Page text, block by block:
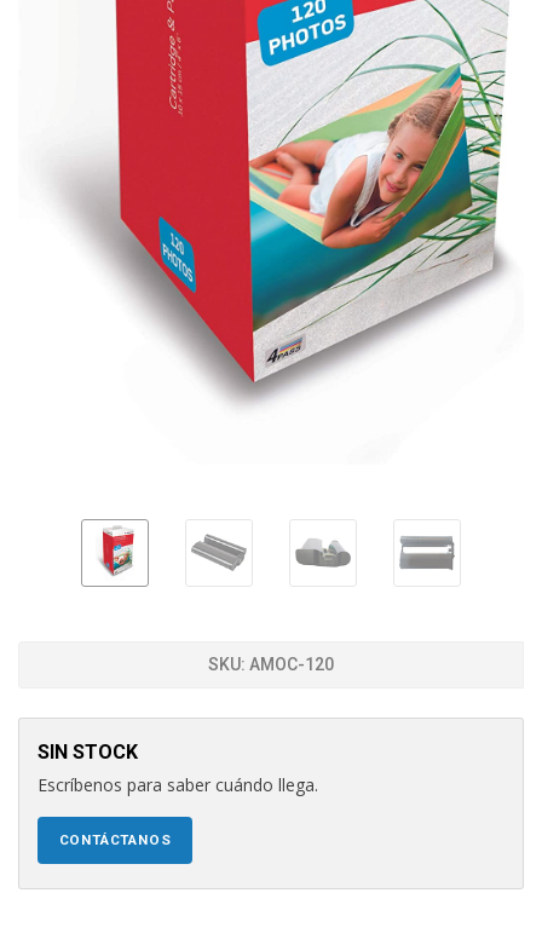
SKU: AMOC-120
SIN STOCK
Escríbenos para saber cuándo llega.
CONTÁCTANOS